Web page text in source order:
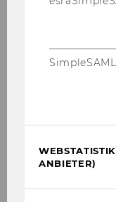
Impulsvortrag
von
SimpleSAML
ANBIETER)